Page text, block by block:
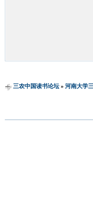
三农中国读书论坛» 河南大学